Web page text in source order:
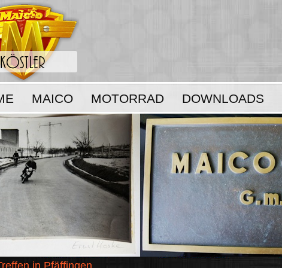
MAICO MOTORRAD DOWNLOADS
in Pfäffingen
Anmeldenor
Registrieren
Registrieren